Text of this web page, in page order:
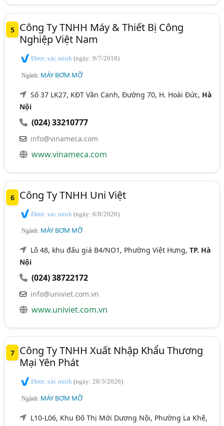
5
Công Ty TNHH Máy & Thiết Bị Công
Nghiệp Việt Nam
Được xác minh(ngày: 9/7/2018)
Ngành: MÁY BƠM MỠ
Số 37 LK27, KĐT Vân Canh, Đường 70, H. Hoài Đức, Hà
Nội
(024) 33210777
info@vinameca.com
www.vinameca.com
6 Công Ty TNHH Uni Việt
Được xác minh(ngày: 6/8/2026)
Ngành: MÁY BƠM MỠ
Lô 48, khu đấu giá B4/NO1, Phường Việt Hưng,TP. Hà
Nội
(024) 38722172
info@univiet.com.vn
www.univiet.com.vn
7
Công Ty TNHH Xuất Nhập Khẩu Thương
Mại Yên Phát
Được xác minh(ngày: 28/3/2026)
Ngành: MÁY BƠM MỠ
L10-L06, Khu Đô Thị Mới Dương Nội, Phường La Khê,